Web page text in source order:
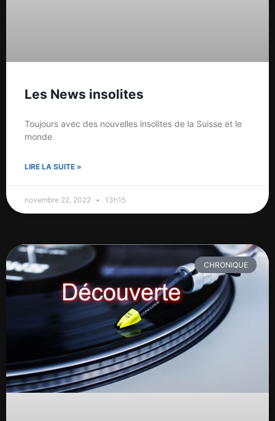
Les News insolites
Toujours avec des nouvelles insolites de la Suisse et le
monde
LIRE LA SUITE »
novembre 22, 2022 13h15
CHRONIQUE